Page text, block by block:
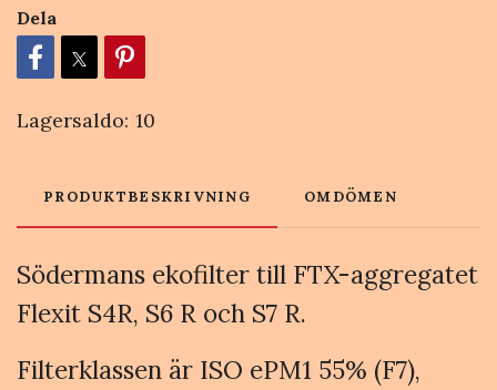
Dela
Lagersaldo: 10
PRODUKTBESKRIVNING OMDÖMEN
Södermans ekofilter till FTX-aggregatet
Flexit S4R, S6 R och S7 R.
Filterklassen är ISO ePM1 55% (F7),